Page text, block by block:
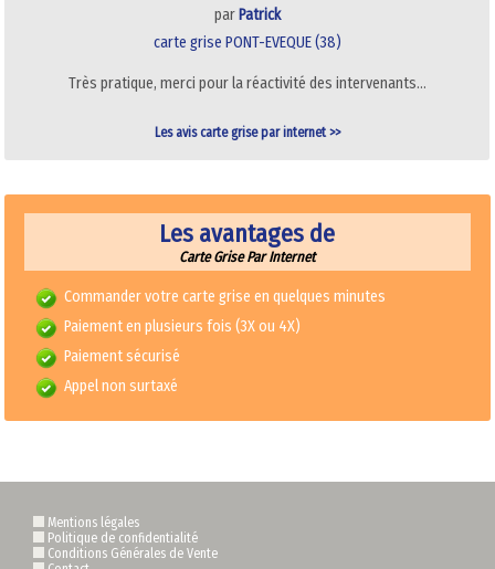
par Patrick
carte grise PONT-EVEQUE (38)
Très pratique, merci pour la réactivité des intervenants…
Les avis carte grise par internet >>
Les avantages de
Carte Grise Par Internet
Commander votre carte grise en quelques minutes
Paiement en plusieurs fois (3X ou 4X)
Paiement sécurisé
Appel non surtaxé
Mentions légales
Politique de confidentialité
Conditions Générales de Vente